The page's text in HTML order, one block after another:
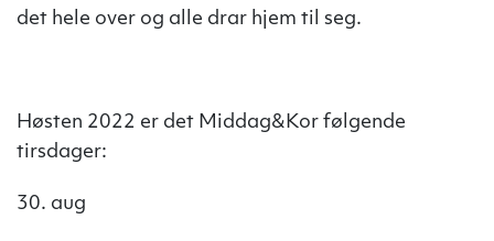
det hele over og alle drar hjem til seg.
Høsten 2022 er det Middag&Kor følgende
tirsdager:
30. aug